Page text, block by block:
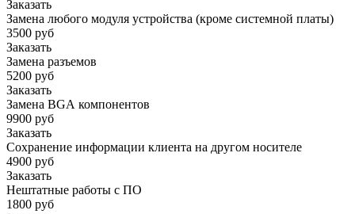
Заказать
Замена любого модуля устройства (кроме системной платы)
3500 руб
Заказать
Замена разъемов
5200 руб
Заказать
Замена BGA компонентов
9900 руб
Заказать
Сохранение информации клиента на другом носителе
4900 руб
Заказать
Нештатные работы с ПО
1800 руб